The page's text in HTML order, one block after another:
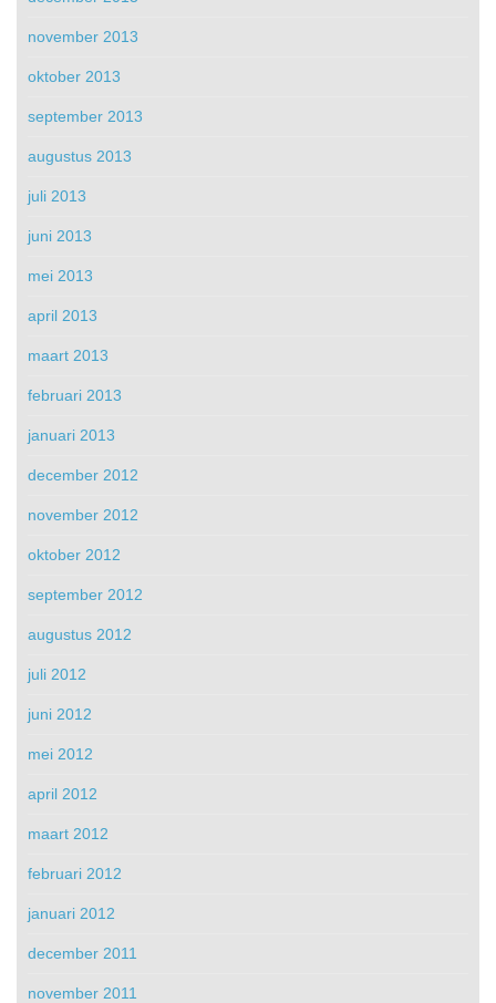
november 2013
oktober 2013
september 2013
augustus 2013
juli 2013
juni 2013
mei 2013
april 2013
maart 2013
februari 2013
januari 2013
december 2012
november 2012
oktober 2012
september 2012
augustus 2012
juli 2012
juni 2012
mei 2012
april 2012
maart 2012
februari 2012
januari 2012
december 2011
november 2011